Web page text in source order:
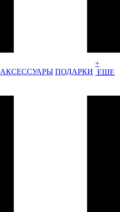
АКСЕССУАРЫ ПОДАРКИ
+
ЕЩЕ